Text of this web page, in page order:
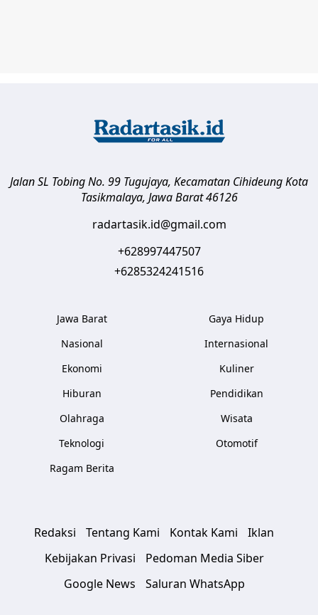
Jalan SL Tobing No. 99 Tugujaya, Kecamatan CihideungKota
Tasikmalaya, Jawa Barat 46126
radartasik.id@gmail.com
+628997447507
+6285324241516
Jawa Barat
Nasional
Ekonomi
Hiburan
Olahraga
Teknologi
Ragam Berita
Gaya Hidup
Internasional
Kuliner
Pendidikan
Wisata
Otomotif
Redaksi Tentang Kami Kontak Kami
Iklan
Kebijakan Privasi
Pedoman Media Siber
Google News
Saluran WhatsApp